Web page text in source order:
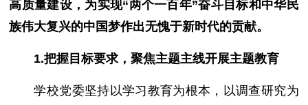
高质量建设，为实现“两个一百年”奋斗目标和中华民
族伟大复兴的中国梦作出无愧于新时代的贡献。
1.把握目标要求，聚焦主题主线开展主题教育
学校党委坚持以学习教育为根本，以调查研究为